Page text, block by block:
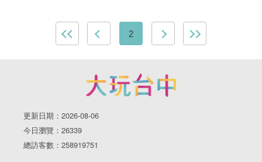
2
更新日期：2026-08-06
今日瀏覽：26339
總訪客數：258919751